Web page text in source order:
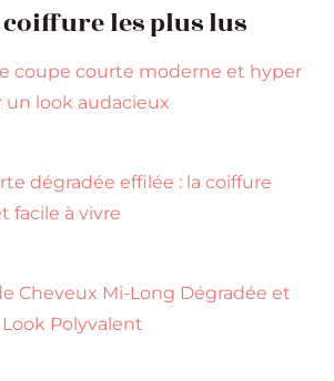
les plus lus
coupe courte moderne et hyper
un look audacieux
dégradée effilée : la coiffure
facile à vivre
Cheveux Mi-Long Dégradée et
Polyvalent